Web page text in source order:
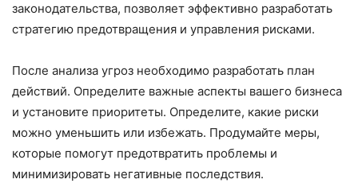
законодательства, позволяет эффективно разработать
стратегию предотвращения и управления рисками.
После анализа угроз необходимо разработать план
действий. Определите важные аспекты вашего бизнеса
и установите приоритеты. Определите, какие риски
можно уменьшить или избежать. Продумайте меры,
которые помогут предотвратить проблемы и
минимизировать негативные последствия.